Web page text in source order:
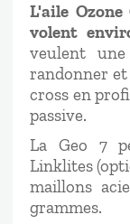
L'aile
volent
veulent
randonner
cross en
passive.
La Geo 7
Linklites
maillons
grammes.